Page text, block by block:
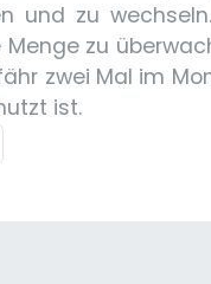
und zu
zu
zwei Mal im
ist.